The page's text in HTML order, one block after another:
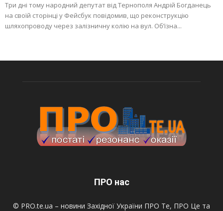
Три дні тому народний депутат від Тернополя Андрій Богданець
на своїй сторінці у Фейсбук повідомив, що реконструкцію
шляхопроводу через залізничну колію на вул. Об’їзна...
ПРО нас
© PRO.te.ua – новини Західної України ПРО Те, ПРО Це та